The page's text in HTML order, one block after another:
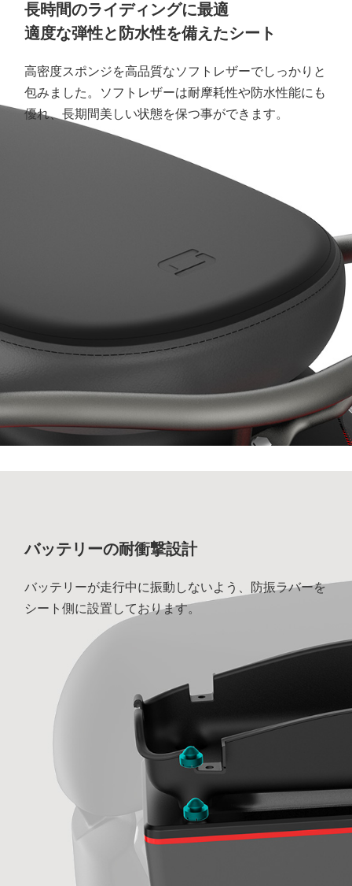
長時間のライディングに最適
適度な弾性と防水性を備えたシート
高密度スポンジを高品質なソフトレザーでしっかりと
包みました。ソフトレザーは耐摩耗性や防水性能にも
優れ、長期間美しい状態を保つ事ができます。
バッテリーの耐衝撃設計
バッテリーが走行中に振動しないよう、防振ラバーを
シート側に設置しております。